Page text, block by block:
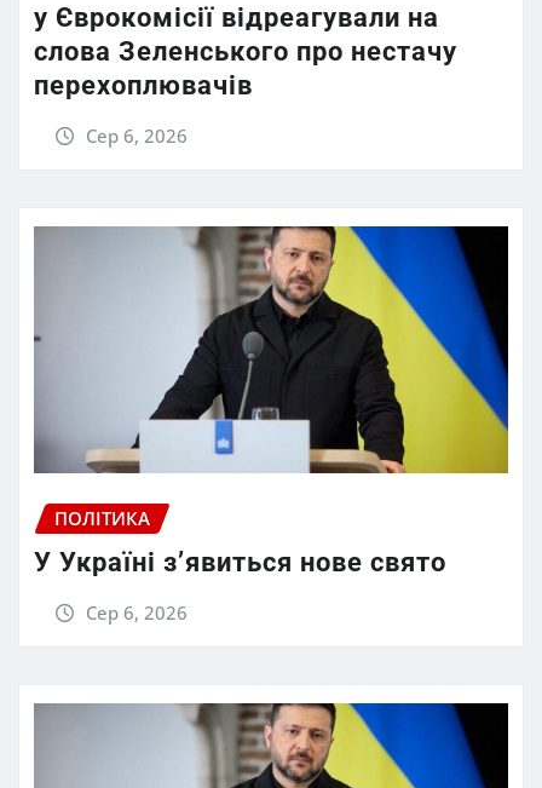
у Єврокомісії відреагували на
слова Зеленського про нестачу
перехоплювачів
Сер 6, 2026
ПОЛІТИКА
У Україні з’явиться нове свято
Сер 6, 2026